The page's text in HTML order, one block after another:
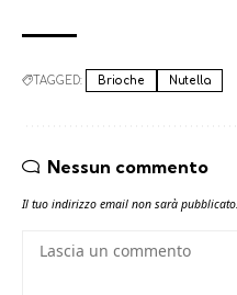
TAGGED: Brioche Nutella
Nessun commento
Il tuo indirizzo email non sarà pubblicato.